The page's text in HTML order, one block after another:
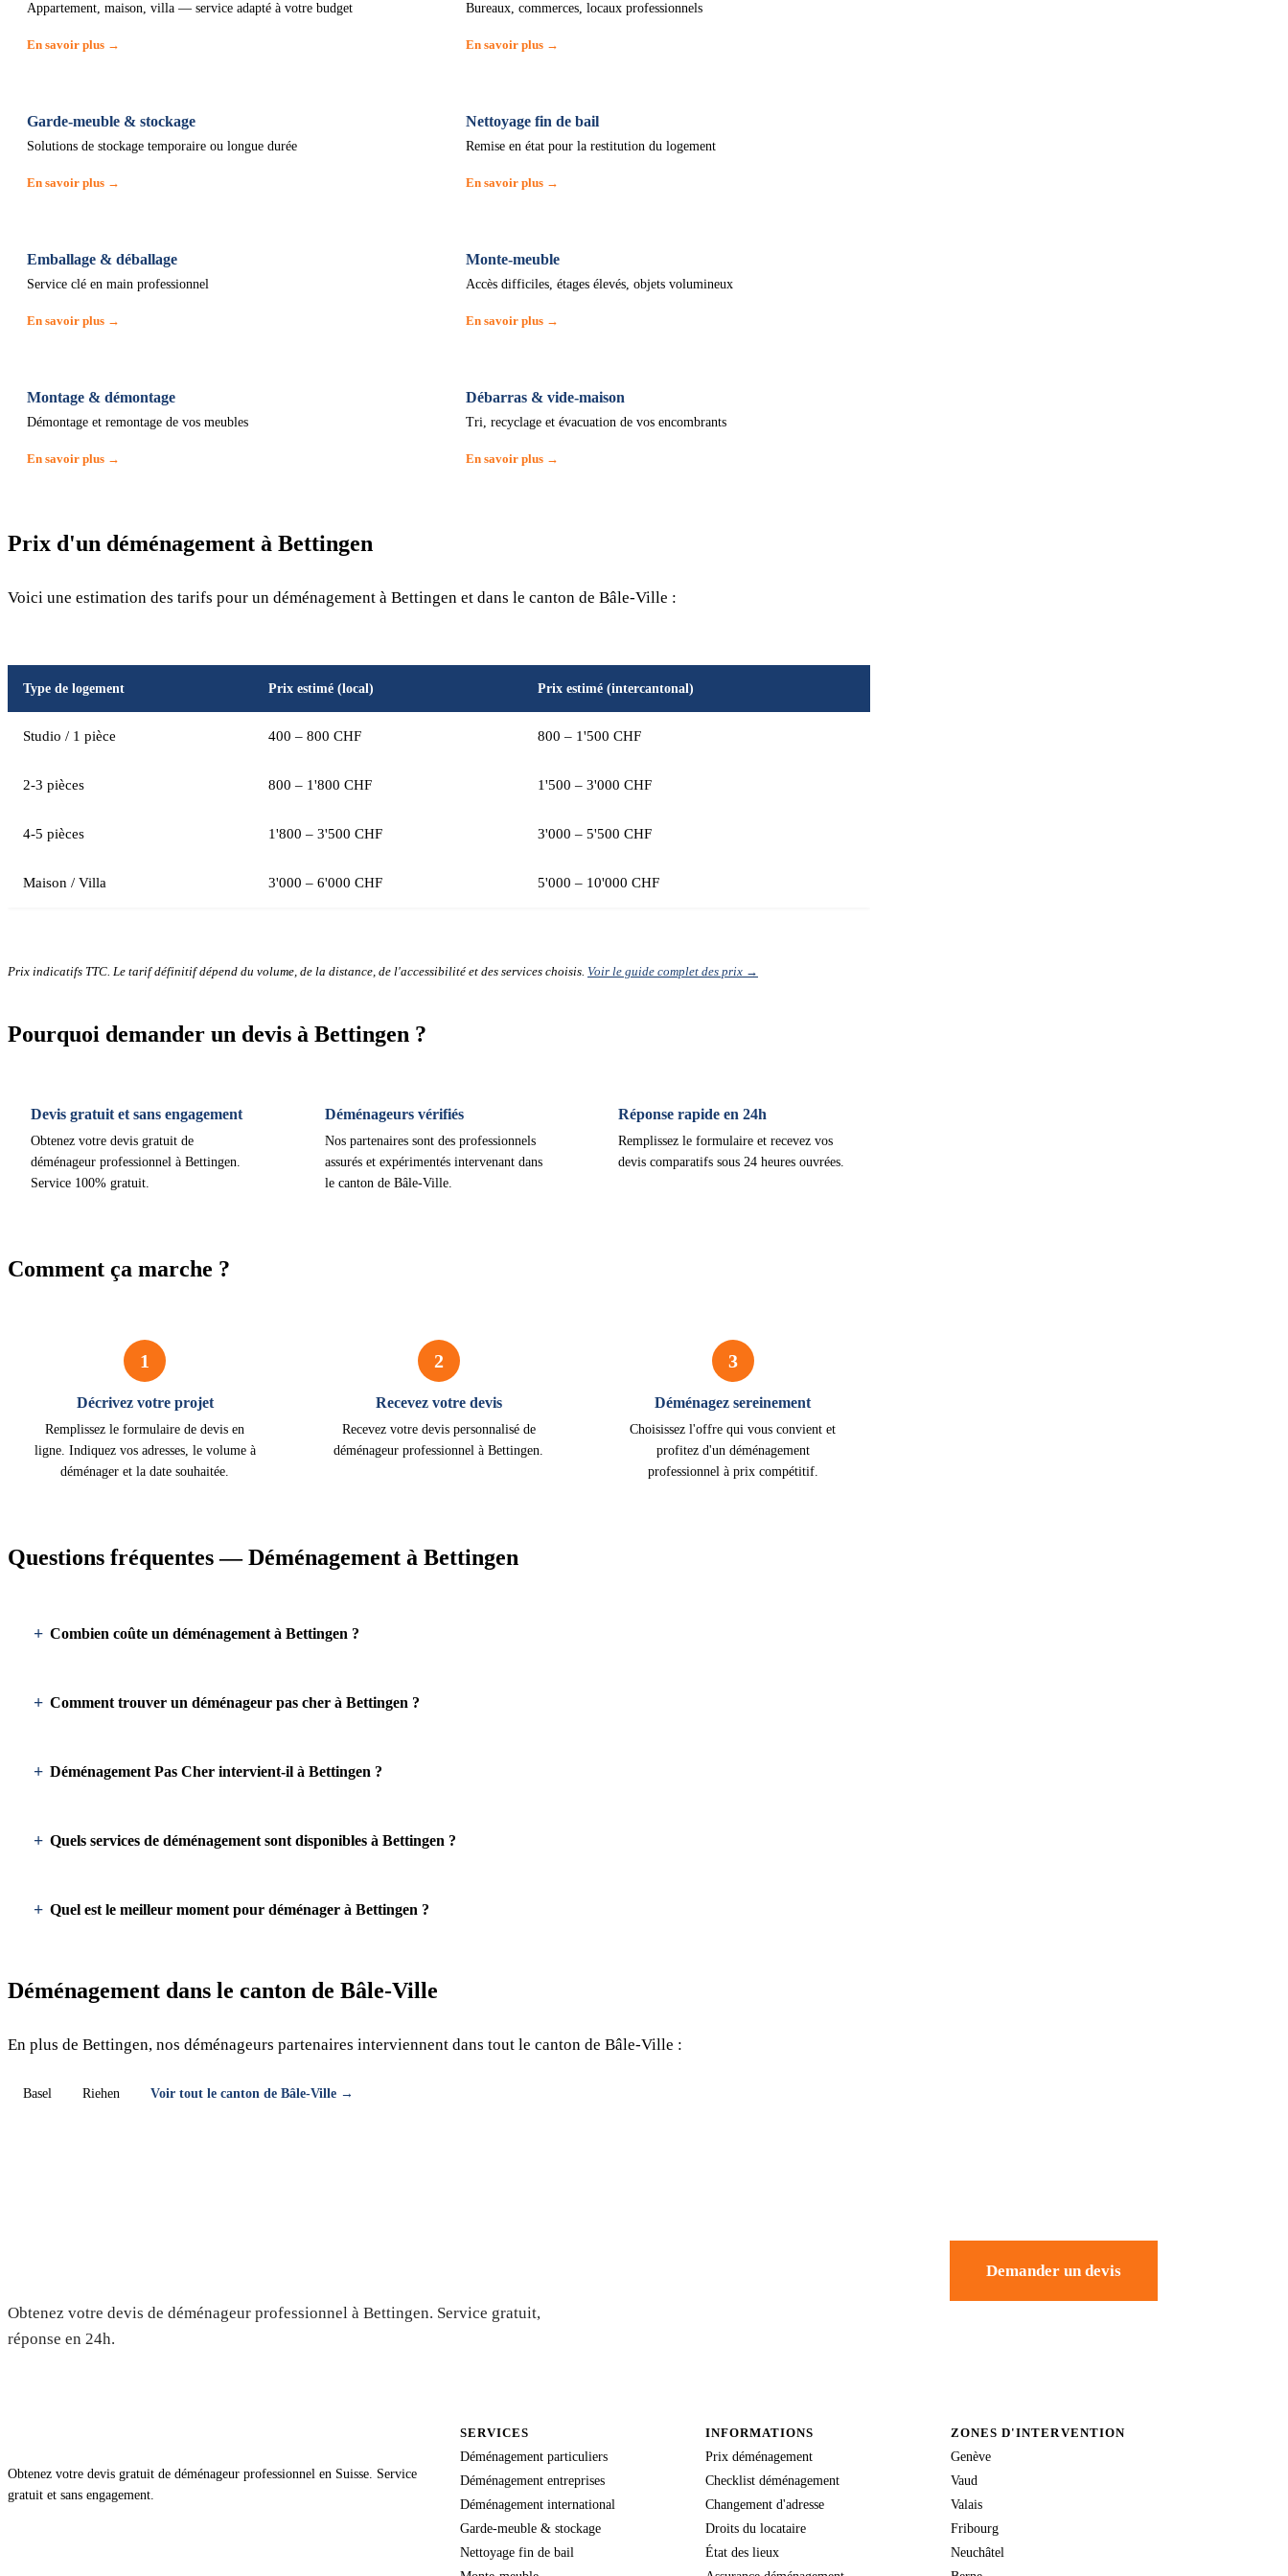
Appartement, maison, villa — service adapté à votre budget
En savoir plus →
Bureaux, commerces, locaux professionnels
En savoir plus →
Garde-meuble & stockage
Solutions de stockage temporaire ou longue durée
En savoir plus →
Nettoyage fin de bail
Remise en état pour la restitution du logement
En savoir plus →
Emballage & déballage
Service clé en main professionnel
En savoir plus →
Monte-meuble
Accès difficiles, étages élevés, objets volumineux
En savoir plus →
Montage & démontage
Démontage et remontage de vos meubles
En savoir plus →
Débarras & vide-maison
Tri, recyclage et évacuation de vos encombrants
En savoir plus →
Prix d'un déménagement à Bettingen
Voici une estimation des tarifs pour un déménagement à Bettingen et dans le canton de Bâle-Ville :
Type de logement Prix estimé (local) Prix estimé (intercantonal)
Studio / 1 pièce 400 – 800 CHF 800 – 1'500 CHF
2-3 pièces 800 – 1'800 CHF 1'500 – 3'000 CHF
4-5 pièces 1'800 – 3'500 CHF 3'000 – 5'500 CHF
Maison / Villa 3'000 – 6'000 CHF 5'000 – 10'000 CHF
Prix indicatifs TTC. Le tarif définitif dépend du volume, de la distance, de l'accessibilité et des services choisis. Voir le guide complet des prix →
Pourquoi demander un devis à Bettingen ?
Devis gratuit et sans engagement
Obtenez votre devis gratuit de
déménageur professionnel à Bettingen.
Service 100% gratuit.
Déménageurs vérifiés
Nos partenaires sont des professionnels
assurés et expérimentés intervenant dans
le canton de Bâle-Ville.
Réponse rapide en 24h
Remplissez le formulaire et recevez vos
devis comparatifs sous 24 heures ouvrées.
Comment ça marche ?
1
Décrivez votre projet
Remplissez le formulaire de devis en
ligne. Indiquez vos adresses, le volume à
déménager et la date souhaitée.
2
Recevez votre devis
Recevez votre devis personnalisé de
déménageur professionnel à Bettingen.
3
Déménagez sereinement
Choisissez l'offre qui vous convient et
profitez d'un déménagement
professionnel à prix compétitif.
Questions fréquentes — Déménagement à Bettingen
Combien coûte un déménagement à Bettingen ?
Comment trouver un déménageur pas cher à Bettingen ?
Déménagement Pas Cher intervient-il à Bettingen ?
Quels services de déménagement sont disponibles à Bettingen ?
Quel est le meilleur moment pour déménager à Bettingen ?
Déménagement dans le canton de Bâle-Ville
En plus de Bettingen, nos déménageurs partenaires interviennent dans tout le canton de Bâle-Ville :
Basel Riehen Voir tout le canton de Bâle-Ville →
Obtenez votre devis de déménageur professionnel à Bettingen. Service gratuit,
réponse en 24h.
Demander un devis
Obtenez votre devis gratuit de déménageur professionnel en Suisse. Service
gratuit et sans engagement.
SERVICES
Déménagement particuliers
Déménagement entreprises
Déménagement international
Garde-meuble & stockage
Nettoyage fin de bail
INFORMATIONS
Prix déménagement
Checklist déménagement
Changement d'adresse
Droits du locataire
État des lieux
ZONES D'INTERVENTION
Genève
Vaud
Valais
Fribourg
Neuchâtel